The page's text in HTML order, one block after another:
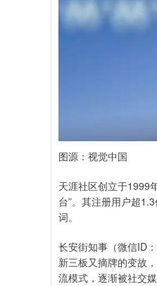
图源：视觉中国
天涯社区创立于1999
台”。其注册用户超
词。
长安街知事（微信ID
新三板又摘牌的变故
流模式，逐渐被社交